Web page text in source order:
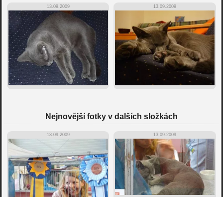
13.09.2009 13.09.2009
Nejnovější fotky v dalších složkách
13.09.2009 13.09.2009